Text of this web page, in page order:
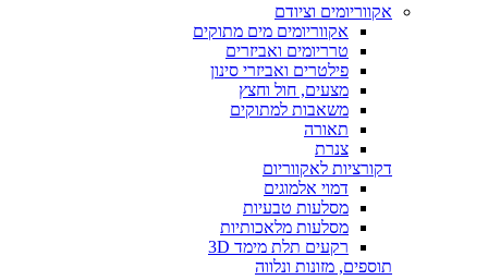
אקווריומים וציודם
אקווריומים מים מתוקים
טרריומים ואביזרים
פילטרים ואביזרי סינון
מצעים, חול וחצץ
משאבות למתוקים
תאורה
צנרת
דקורציות לאקווריום
דמוי אלמוגים
מסלעות טבעיות
מסלעות מלאכותיות
רקעים תלת מימד 3D
תוספים, מזונות ונלווה